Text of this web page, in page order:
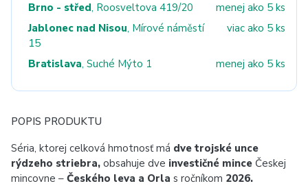
Brno - střed, Roosveltova 419/20
menej ako 5 ks
Jablonec nad Nisou, Mírové náměstí
15
viac ako 5 ks
Bratislava, Suché Mýto 1 menej ako 5 ks
POPIS PRODUKTU
Séria, ktorej celková hmotnosť má dve trojské unce
rýdzeho striebra, obsahuje dve investičné mince Českej
mincovne – Českého leva a Orla s ročníkom 2026.